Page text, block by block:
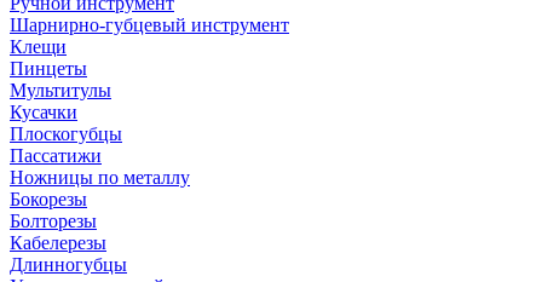
Шарнирно-губцевый инструмент
Клещи
Пинцеты
Мультитулы
Кусачки
Плоскогубцы
Пассатижи
Ножницы по металлу
Бокорезы
Болторезы
Кабелерезы
Длинногубцы